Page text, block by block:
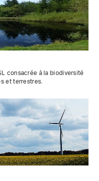
consacrée à la biodiversité
et terrestres.